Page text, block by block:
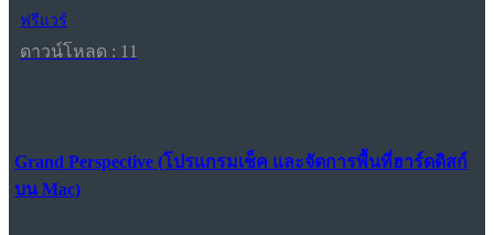
ฟรีแวร์
ดาวน์โหลด : 11
Grand Perspective (โปรแกรมเช็ค และจัดการพื้นที่ฮาร์ดดิสก์
บน Mac)